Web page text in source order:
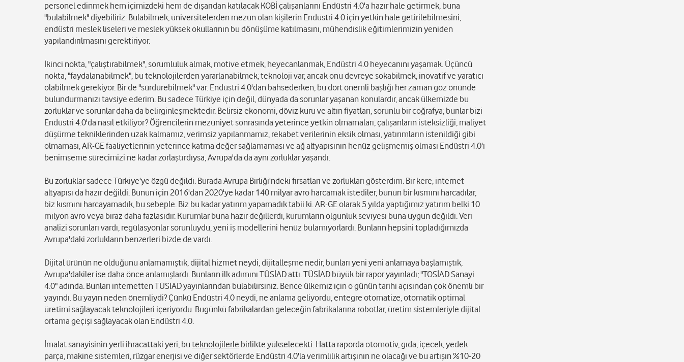
personel edinmek hem içimizdeki hem de dışarıdan katılacak KOBİ çalışanlarını Endüstri 4.0'a hazır hale getirmek, buna
"bulabilmek" diyebiliriz. Bulabilmek, üniversitelerden mezun olan kişilerin Endüstri 4.0 için yetkin hale getirilebilmesini,
endüstri meslek liseleri ve meslek yüksek okullarının bu dönüşüme katılmasını, mühendislik eğitimlerimizin yeniden
yapılandırılmasını gerektiriyor.
İkinci nokta, "çalıştırabilmek", sorumluluk almak, motive etmek, heyecanlanmak, Endüstri 4.0 heyecanını yaşamak. Üçüncü
nokta, "faydalanabilmek", bu teknolojilerden yararlanabilmek; teknoloji var, ancak onu devreye sokabilmek, inovatif ve yaratıcı
olabilmek gerekiyor. Bir de "sürdürebilmek" var. Endüstri 4.0'dan bahsederken, bu dört önemli başlığı her zaman göz önünde
bulundurmanızı tavsiye ederim. Bu sadece Türkiye için değil, dünyada da sorunlar yaşanan konulardır, ancak ülkemizde bu
zorluklar ve sorunlar daha da belirginleşmektedir. Belirsiz ekonomi, döviz kuru ve altın fiyatları, sorunlu bir coğrafya; bunlar bizi
Endüstri 4.0'da nasıl etkiliyor? Öğrencilerin mezuniyet sonrasında yeterince yetkin olmamaları, çalışanların isteksizliği, maliyet
düşürme tekniklerinden uzak kalmamız, verimsiz yapılanmamız, rekabet verilerinin eksik olması, yatırımların istenildiği gibi
olmaması, AR-GE faaliyetlerinin yeterince katma değer sağlamaması ve ağ altyapısının henüz gelişmemiş olması Endüstri 4.0'ı
benimseme sürecimizi ne kadar zorlaştırdıysa, Avrupa'da da aynı zorluklar yaşandı.
Bu zorluklar sadece Türkiye'ye özgü değildi. Burada Avrupa Birliği'ndeki fırsatları ve zorlukları gösterdim. Bir kere, internet
altyapısı da hazır değildi. Bunun için 2016'dan 2020'ye kadar 140 milyar avro harcamak istediler, bunun bir kısmını harcadılar,
biz kısmını harcayamadık, bu sebeple. Biz bu kadar yatırım yapamadık tabii ki. AR-GE olarak 5 yılda yaptığımız yatırım belki 10
milyon avro veya biraz daha fazlasıdır. Kurumlar buna hazır değillerdi, kurumların olgunluk seviyesi buna uygun değildi. Veri
analizi sorunları vardı, regülasyonlar sorunluydu, yeni iş modellerini henüz bulamıyorlardı. Bunların hepsini topladığımızda
Avrupa'daki zorlukların benzerleri bizde de vardı.
Dijital ürünün ne olduğunu anlamamıştık, dijital hizmet neydi, dijitalleşme nedir, bunları yeni yeni anlamaya başlamıştık,
Avrupa'dakiler ise daha önce anlamışlardı. Bunların ilk adımını TÜSİAD attı. TÜSİAD büyük bir rapor yayınladı; "TOSİAD Sanayi
4.0" adında. Bunları internetten TÜSİAD yayınlarından bulabilirsiniz. Bence ülkemiz için o günün tarihi açısından çok önemli bir
yayındı. Bu yayın neden önemliydi? Çünkü Endüstri 4.0 neydi, ne anlama geliyordu, entegre otomatize, otomatik optimal
üretimi sağlayacak teknolojileri içeriyordu. Bugünkü fabrikalardan geleceğin fabrikalarına robotlar, üretim sistemleriyle dijital
ortama geçişi sağlayacak olan Endüstri 4.0.
İmalat sanayisinin yerli ihracattaki yeri, bu teknolojilerle birlikte yükselecekti. Hatta raporda otomotiv, gıda, içecek, yedek
parça, makine sistemleri, rüzgar enerjisi ve diğer sektörlerde Endüstri 4.0'la verimlilik artışının ne olacağı ve bu artışın %10-20